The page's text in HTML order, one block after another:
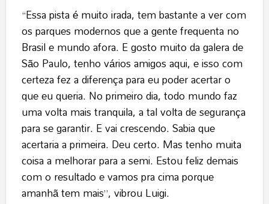
“Essa pista é muito irada, tem bastante a ver com
os parques modernos que a gente frequenta no
Brasil e mundo afora. E gosto muito da galera de
São Paulo, tenho vários amigos aqui, e isso com
certeza fez a diferença para eu poder acertar o
que eu queria. No primeiro dia, todo mundo faz
uma volta mais tranquila, a tal volta de segurança
para se garantir. E vai crescendo. Sabia que
acertaria a primeira. Deu certo. Mas tenho muita
coisa a melhorar para a semi. Estou feliz demais
com o resultado e vamos pra cima porque
amanhã tem mais”, vibrou Luigi.